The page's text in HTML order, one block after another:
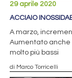
29 aprile 2020
ACCIAIO
A marzo,
Aumentato anche
molto più bassi
di Marco Torricelli